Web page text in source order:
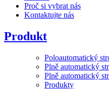
Proč si vybrat nás
Kontaktujte nás
Produkt
Poloautomatický
Plně automatický
Plně automatický
Produkty